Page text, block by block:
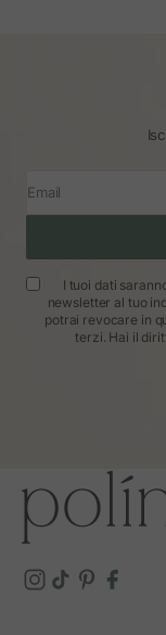
Email
I tuoi dati
newsletter al tuo
potrai revocare in
terzi. Hai il